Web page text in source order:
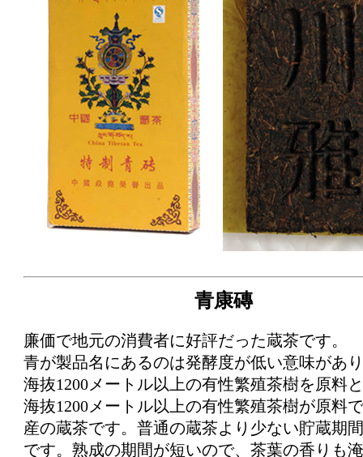
青康磚
廉価で地元の消費者に好評だった蔵茶です。
青が製品名にあるのは発酵度が低い意味があ
海抜1200メートル以上の有性繁殖茶樹を原料
海抜1200メートル以上の有性繁殖茶樹が原料
産の蔵茶です。普通の蔵茶より少ない貯蔵期
です。熟成の期間が短いので、茶葉の香りも